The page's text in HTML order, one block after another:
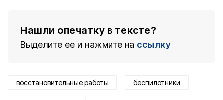
Нашли опечатку в тексте?
Выделите ее и нажмите на ссылку
восстановительные работы беспилотники